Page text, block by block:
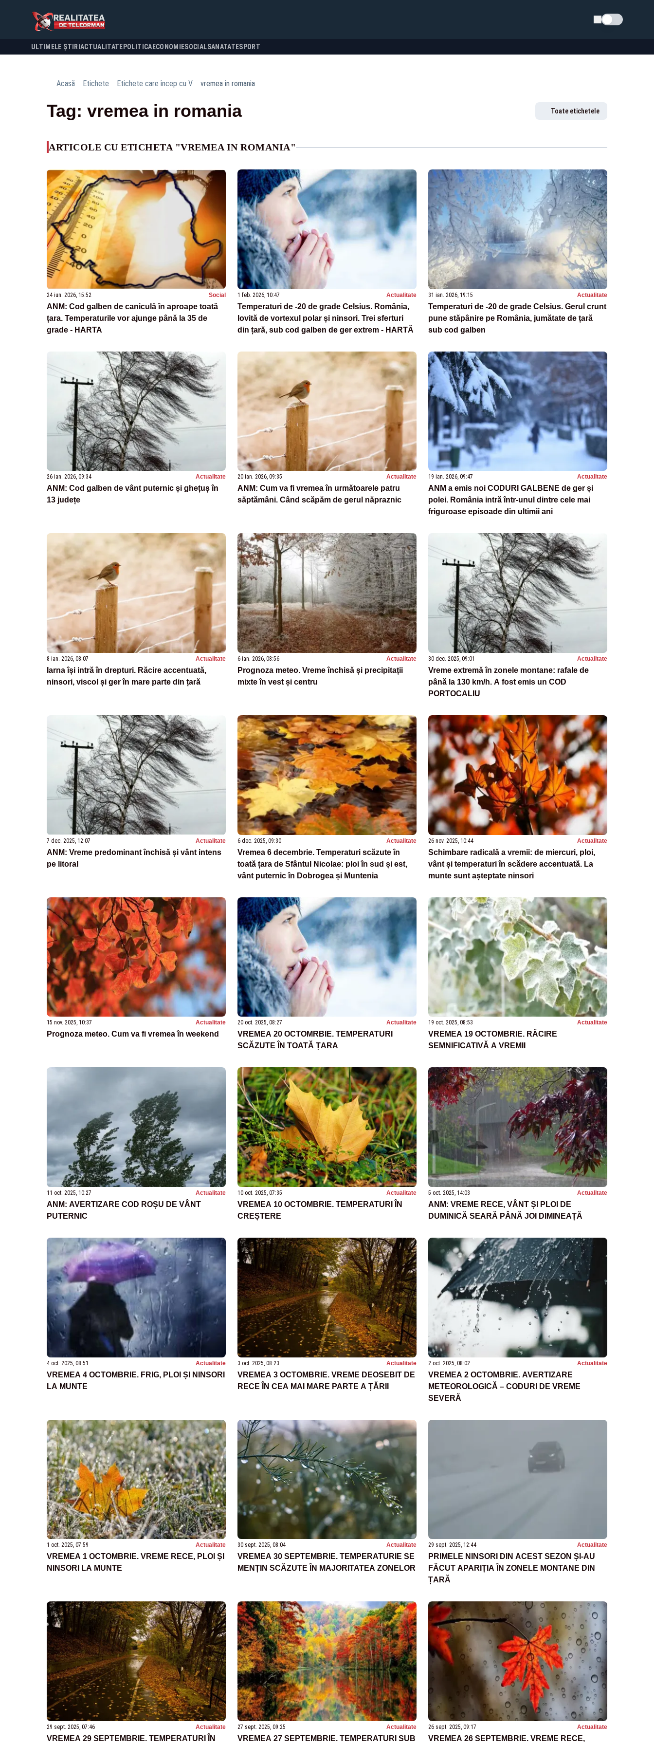
Schimba tema
ULTIMELE ȘTIRI ACTUALITATE POLITICA ECONOMIESOCIALSANATATESPORT
Acasă Etichete Etichete care încep cu V vremea in romania
Tag: vremea in romania Toate etichetele
ARTICOLE CU ETICHETA "VREMEA IN ROMANIA"
24 iun. 2026, 15:52 Social
ANM: Cod galben de caniculă în aproape toată
țara. Temperaturile vor ajunge până la 35 de
grade - HARTA
1 feb. 2026, 10:47 Actualitate
Temperaturi de -20 de grade Celsius. România,
lovită de vortexul polar și ninsori. Trei sferturi
din țară, sub cod galben de ger extrem - HARTĂ
31 ian. 2026, 19:15 Actualitate
Temperaturi de -20 de grade Celsius. Gerul crunt
pune stăpânire pe România, jumătate de țară
sub cod galben
26 ian. 2026, 09:34 Actualitate
ANM: Cod galben de vânt puternic și ghețuș în
13 județe
20 ian. 2026, 09:35 Actualitate
ANM: Cum va fi vremea în următoarele patru
săptămâni. Când scăpăm de gerul năpraznic
19 ian. 2026, 09:47 Actualitate
ANM a emis noi CODURI GALBENE de ger și
polei. România intră într-unul dintre cele mai
friguroase episoade din ultimii ani
8 ian. 2026, 08:07 Actualitate
Iarna își intră în drepturi. Răcire accentuată,
ninsori, viscol și ger în mare parte din țară
6 ian. 2026, 08:56 Actualitate
Prognoza meteo. Vreme închisă și precipitații
mixte în vest și centru
30 dec. 2025, 09:01 Actualitate
Vreme extremă în zonele montane: rafale de
până la 130 km/h. A fost emis un COD
PORTOCALIU
7 dec. 2025, 12:07 Actualitate
ANM: Vreme predominant închisă și vânt intens
pe litoral
6 dec. 2025, 09:30 Actualitate
Vremea 6 decembrie. Temperaturi scăzute în
toată țara de Sfântul Nicolae: ploi în sud și est,
vânt puternic în Dobrogea și Muntenia
26 nov. 2025, 10:44 Actualitate
Schimbare radicală a vremii: de miercuri, ploi,
vânt și temperaturi în scădere accentuată. La
munte sunt așteptate ninsori
15 nov. 2025, 10:37 Actualitate
Prognoza meteo. Cum va fi vremea în weekend
20 oct. 2025, 08:27 Actualitate
VREMEA 20 OCTOMRBIE. TEMPERATURI
SCĂZUTE ÎN TOATĂ ȚARA
19 oct. 2025, 08:53 Actualitate
VREMEA 19 OCTOMBRIE. RĂCIRE
SEMNIFICATIVĂ A VREMII
11 oct. 2025, 10:27 Actualitate
ANM: AVERTIZARE COD ROȘU DE VÂNT
PUTERNIC
10 oct. 2025, 07:35 Actualitate
VREMEA 10 OCTOMBRIE. TEMPERATURI ÎN
CREȘTERE
5 oct. 2025, 14:03 Actualitate
ANM: VREME RECE, VÂNT ȘI PLOI DE
DUMINICĂ SEARĂ PÂNĂ JOI DIMINEAȚĂ
4 oct. 2025, 08:51 Actualitate
VREMEA 4 OCTOMBRIE. FRIG, PLOI ȘI NINSORI
LA MUNTE
3 oct. 2025, 08:23 Actualitate
VREMEA 3 OCTOMBRIE. VREME DEOSEBIT DE
RECE ÎN CEA MAI MARE PARTE A ȚĂRII
2 oct. 2025, 08:02 Actualitate
VREMEA 2 OCTOMBRIE. AVERTIZARE
METEOROLOGICĂ – CODURI DE VREME
SEVERĂ
1 oct. 2025, 07:59 Actualitate
VREMEA 1 OCTOMBRIE. VREME RECE, PLOI ȘI
NINSORI LA MUNTE
30 sept. 2025, 08:04 Actualitate
VREMEA 30 SEPTEMBRIE. TEMPERATURIE SE
MENȚIN SCĂZUTE ÎN MAJORITATEA ZONELOR
29 sept. 2025, 12:44 Actualitate
PRIMELE NINSORI DIN ACEST SEZON ȘI-AU
FĂCUT APARIȚIA ÎN ZONELE MONTANE DIN
ȚARĂ
29 sept. 2025, 07:46 Actualitate
VREMEA 29 SEPTEMBRIE. TEMPERATURI ÎN
27 sept. 2025, 09:25 Actualitate
VREMEA 27 SEPTEMBRIE. TEMPERATURI SUB
26 sept. 2025, 09:17 Actualitate
VREMEA 26 SEPTEMBRIE. VREME RECE,